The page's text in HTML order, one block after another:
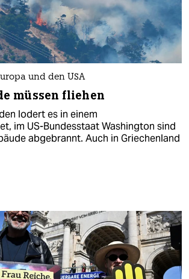
und den USA
müssen fliehen
lodert es in einem
im US-Bundesstaat Washington sind
abgebrannt. Auch in Griechenland